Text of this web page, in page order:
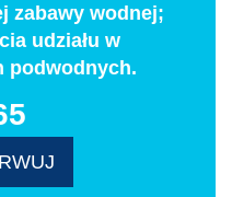
zabawy wodnej;
udziału w
podwodnych.